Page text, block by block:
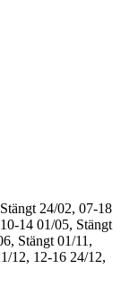
24/02, 07-18
14 01/05, Stängt
Stängt 01/11,
12, 12-16 24/12,